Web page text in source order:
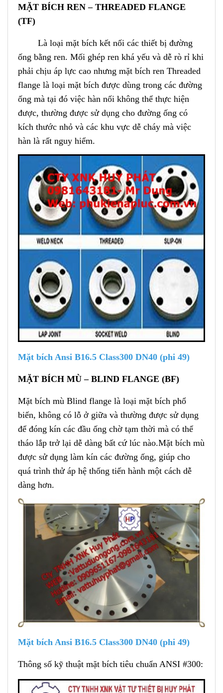
MẶT BÍCH REN – THREADED FLANGE
(TF)
Là loại mặt bích kết nối các thiết bị đường
ống bằng ren. Mối ghép ren khá yếu và dễ rò rỉ khi
phải chịu áp lực cao nhưng mặt bích ren Threaded
flange là loại mặt bích được dùng trong các đường
ống mà tại đó việc hàn nối không thể thực hiện
được, thường được sử dụng cho đường ống có
kích thước nhỏ và các khu vực dễ cháy mà việc
hàn là rất nguy hiểm.
Mặt bích Ansi B16.5 Class300 DN40 (phi 49)
MẶT BÍCH MÙ – BLIND FLANGE (BF)
Mặt bích mù Blind flange là loại mặt bích phổ
biến, không có lỗ ở giữa và thường được sử dụng
để đóng kín các đầu ống chờ tạm thời mà có thể
tháo lắp trở lại dễ dàng bất cứ lúc nào.Mặt bích mù
được sử dụng làm kín các đường ống, giúp cho
quá trình thử áp hệ thống tiến hành một cách dễ
dàng hơn.
Mặt bích Ansi B16.5 Class300 DN40 (phi 49)
Thông số kỹ thuật mặt bích tiêu chuẩn ANSI #300: